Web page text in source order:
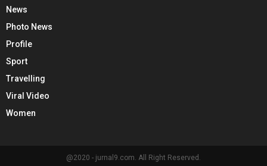
News
Photo News
Profile
Sport
Travelling
Viral Video
Women
@2020 - jurnal9.com. All Right Reserved.